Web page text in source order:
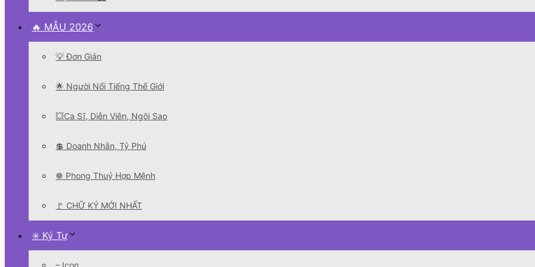
🔥 MẪU 2026
💡 Đơn Giản
🌟 Người Nổi Tiếng Thế Giới
💥Ca Sĩ, Diễn Viên, Ngôi Sao
💲 Doanh Nhân, Tỷ Phú
☸️ Phong Thuỷ Hợp Mệnh
🚩 CHỮ KÝ MỚI NHẤT
✳️ Ký Tự
– Icon